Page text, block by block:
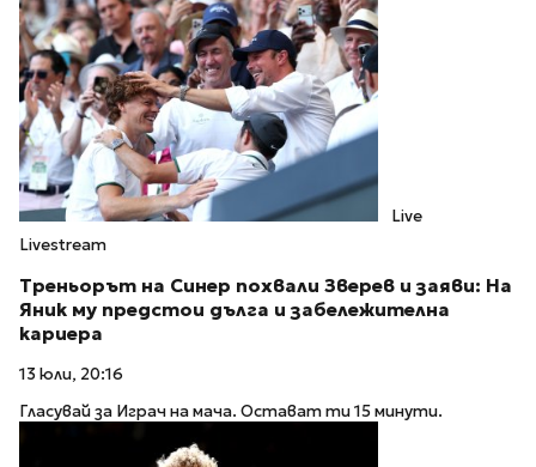
Live
Livestream
Треньорът на Синер похвали Зверев и заяви: На
Яник му предстои дълга и забележителна
кариера
13 юли, 20:16
Гласувай за Играч на мача. Остават ти 15 минути.